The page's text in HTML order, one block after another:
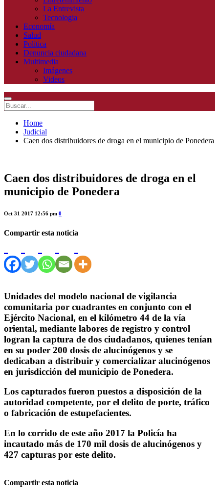
La Entrevista
Tecnologia
Economía
Salud
Política
Denuncia ciudadana
Multimedia
Imágenes
Videos
Home
Judicial
Caen dos distribuidores de droga en el municipio de Ponedera
Caen dos distribuidores de droga en el
municipio de Ponedera
Oct 31 2017 12:56 pm 0
Compartir esta noticia
Unidades del modelo nacional de vigilancia
comunitaria por cuadrantes en conjunto con el
Ejército Nacional, en el kilómetro 44 de la vía
oriental, mediante labores de registro y control
logran la captura de dos ciudadanos, quienes tenían
en su poder 200 dosis de alucinógenos y se
dedicaban a distribuir y comercializar alucinógenos
en jurisdicción del municipio de Ponedera.
Los capturados fueron puestos a disposición de la
autoridad competente, por el delito de porte, tráfico
o fabricación de estupefacientes.
En lo corrido de este año 2017 la Policía ha
incautado más de 170 mil dosis de alucinógenos y
427 capturas por este delito.
Compartir esta noticia